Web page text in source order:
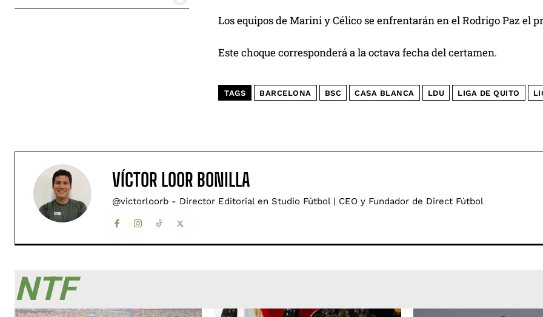
Los equipos de Marini y Célico se enfrentarán en el Rodrigo Paz el
Este choque corresponderá a la octava fecha del certamen.
TAGS BARCELONA BSC CASA BLANCA LDU LIGA DE QUITO
VÍCTOR LOOR BONILLA
@victorloorb - Director Editorial en Studio Fútbol | CEO y Fundador de Direct Fútbol
NTF